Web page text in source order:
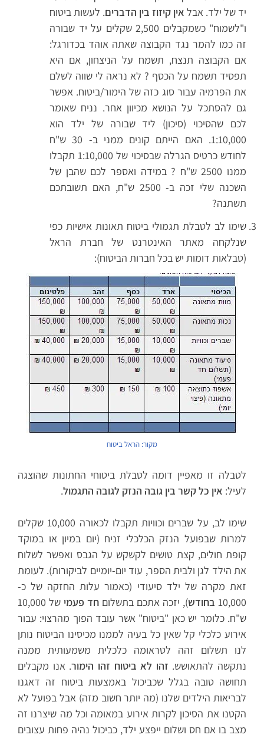
יד של ילד. אבלאין קיזוז בין הדברים. לעשות ביטוח
ו"לשמוח" כשמקבלים 2,500 שקלים על יד שבורה
זה כמו להמר נגד הקבוצה שאתה אוהד בכדורגל:
אם הקבוצה תנצח, תשמח על הניצחון, אם היא
תפסיד תשמח על הכסף ? לא נראה לי שווה לשלם
את הפרמיה עבור סוג כזה של הימור/ביטוח. אפשר
גם להסתכל על הנושא מכיוון אחר. נניח שאומר
לכם שהסיכוי (סיכון) ליד שבורה של ילד הוא
1:10,000. האם הייתם קונים ממני ב- 30 ש"ח
לחודש כרטיס הגרלה שבסיכוי של 1:10,000 תקבלו
ממנו 2500 ש"ח ? במידה ואספר לכם שהבן של
השכנה שלי זכה ב- 2500 ש"ח, האם תשובתכם
תשתנה?
שימו לב לטבלת תגמולי ביטוח תאונות אישיות כפי
שנלקחה מאתר האינטרנט של חברת הראל
(טבלאות דומות יש בכל חברות הביטוח):
מקור: הראל ביטוח
לטבלה זו מאפיין דומה לטבלת ביטוחי החתונות שהוצגה
לעיל:אין כל קשר בין גובה הנזק לגובה התגמול.
שימו לב, על שברים וכוויות תקבלו לכאורה 10,000 שקלים
למרות שבפועל הנזק הכלכלי זניח (יום במיון או במוקד
קופת חולים, קצת טושים לקשקש על הגבס ואפשר לשלוח
את הילד לגן ולבית הספר, עוד יום-יומיים לביקורות). לעומת
זאת מקרה של ילד סיעודי (כאמור עלות החזקה של כ-
10,000 בחודש), יזכה אתכם בתשלוםחד פעמי
של 10,000
ש"ח. כלומר יש כאן "ביטוח" אשר עובד הפוך מהרצוי: עבור
אירוע כלכלי קל שאין כל בעיה לממנו מכיסינו הביטוח נותן
לנו תשלום זהה לטראומה כלכלית משמעותית ממנה
נתקשה להתאושש.זהו לא ביטוח זהו הימור. אנו מקבלים
תחושה טובה בגלל שכביכול באמצעות ביטוח זה דאגנו
לבריאות הילדים שלנו (מה יותר חשוב מזה) אבל בפועל לא
הקטנו את הסיכון לקרות אירוע במאומה וכל מה שיצרנו זה
מצב בו אם חס ושלום ייפצע ילד, כביכול נהיה פחות עצובים